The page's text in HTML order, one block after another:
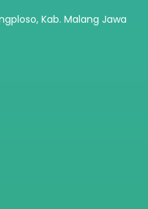
Kab. Malang Jawa